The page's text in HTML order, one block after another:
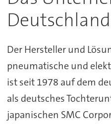
Der Hersteller und
pneumatische und
ist seit 1978 auf dem
als deutsches
japanischen SMC